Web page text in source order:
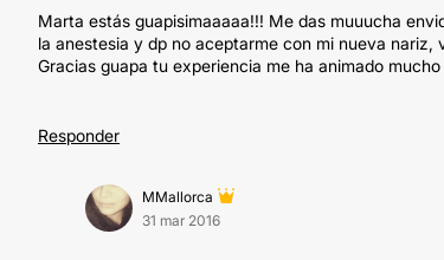
Marta estás guapisimaaaaa!!! Me das muuucha
la anestesia y dp no aceptarme con mi nueva
Gracias guapa tu experiencia me ha animado
Responder
MMallorca
31 mar 2016